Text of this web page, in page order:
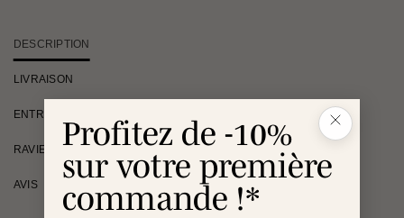
Profitez de -10%
sur votre première
commande !*
DESCRIPTION
LIVRAISON
ENTRETIEN
RAVIE OU REMBOURSÉE
AVIS